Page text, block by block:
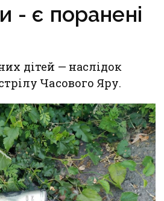
- є поранені
дітей — наслідок
Часового Яру.